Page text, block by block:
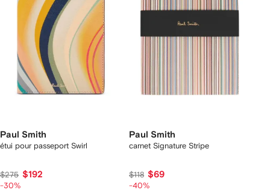
Paul Smith
étui pour passeport Swirl
$275 $192
-30%
Paul Smith
carnet Signature Stripe
$118 $69
-40%